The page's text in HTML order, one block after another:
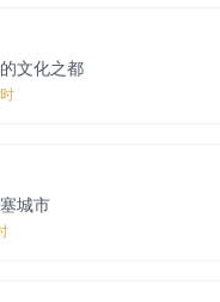
文化之都
城市